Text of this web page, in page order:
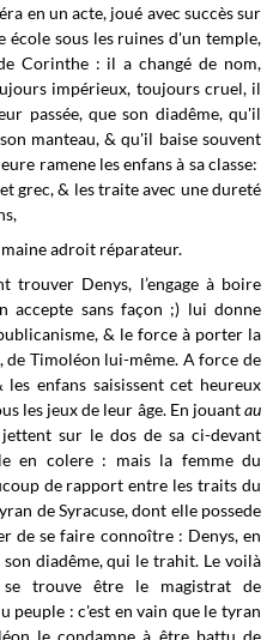
en un acte, joué avec succès sur
école sous les ruines d'un temple,
Corinthe : il a changé de nom,
impérieux, toujours cruel, il
passée, que son diadême, qu'il
manteau, & qu'il baise souvent
ramene les enfans à sa classe:
grec, & les traite avec une dureté
adroit réparateur.
trouver Denys, l’engage à boire
accepte sans façon ;) lui donne
& le force à porter la
de Timoléon lui-même. A force de
enfans saisissent cet heureux
les jeux de leur âge. En jouantau
sur le dos de sa ci-devant
en colere : mais la femme du
de rapport entre les traits du
de Syracuse, dont elle possede
de se faire connoître : Denys, en
diadême, qui le trahit. Le voilà
se trouve être le magistrat de
peuple : c'est en vain que le tyran